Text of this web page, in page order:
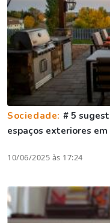
Sociedade: # 5
espaços exteriores
10/06/2025 às 17:24